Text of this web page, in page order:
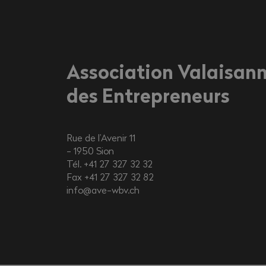
Association
des Entrepreneurs
Rue de l’Avenir 11
1950 Sion
Tél. +41 27 327 32 32
Fax +41 27 327 32 82
info@ave-wbv.ch